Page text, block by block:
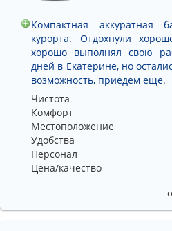
Компактная
курорта. Отдохнули
хорошо выполнял свою
дней в Екатерине, но
возможность, приедем еще.
Чистота
Комфорт
Местоположение
Удобства
Персонал
Цена/качество